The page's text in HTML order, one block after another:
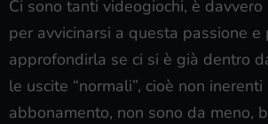
Ci sono tanti videogiochi, è davvero
per avvicinarsi a questa passione e
approfondirla se ci si è già dentro
le uscite “normali”, cioè non inerenti
abbonamento, non sono da meno,